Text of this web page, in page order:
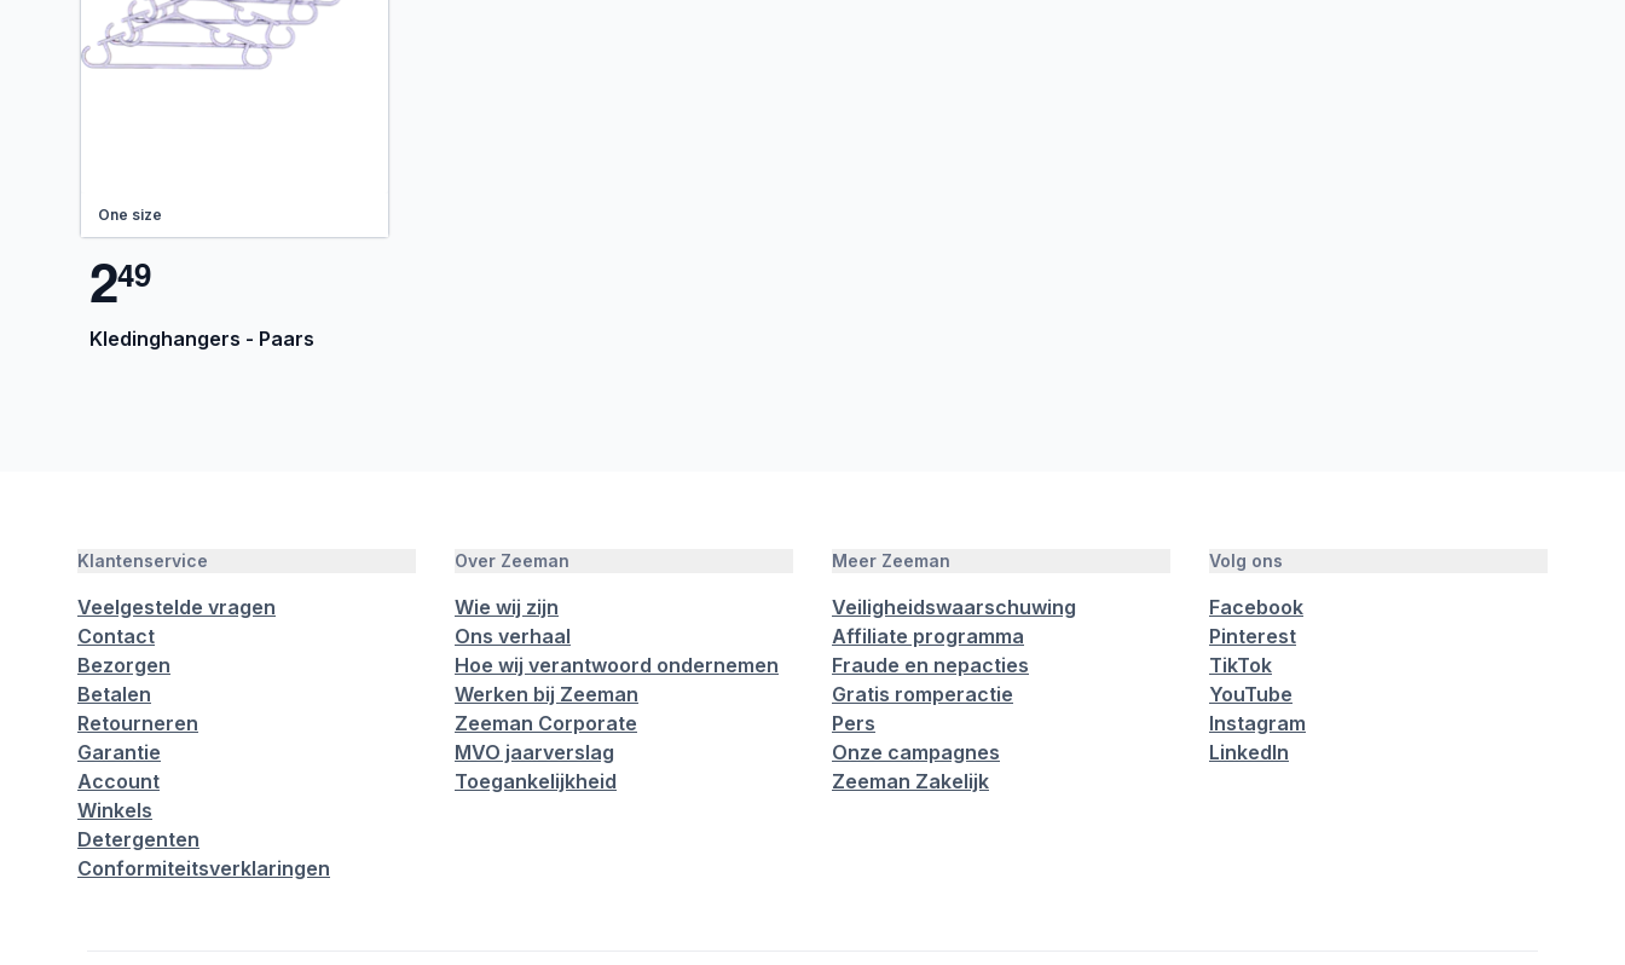
One size
249
Kledinghangers - Paars
Klantenservice
Veelgestelde vragen
Contact
Bezorgen
Betalen
Retourneren
Garantie
Account
Winkels
Detergenten
Conformiteitsverklaringen
Over Zeeman
Wie wij zijn
Ons verhaal
Hoe wij verantwoord ondernemen
Werken bij Zeeman
Zeeman Corporate
MVO jaarverslag
Toegankelijkheid
Meer Zeeman
Veiligheidswaarschuwing
Affiliate programma
Fraude en nepacties
Gratis romperactie
Pers
Onze campagnes
Zeeman Zakelijk
Volg ons
Facebook
Pinterest
TikTok
YouTube
Instagram
LinkedIn